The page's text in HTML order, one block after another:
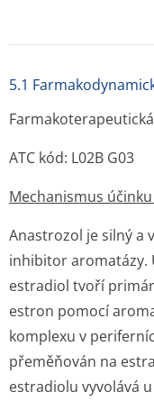
5.1
ATC kód: L02B G03
Mechanismus
Anastrozol je silný a
inhibitor aromatázy.
estradiol tvoří
estron pomocí
komplexu v
přeměňován na
estradiolu vyvolává